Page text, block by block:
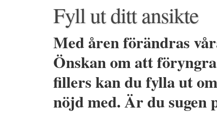
Fyll ut ditt ansikte
Med åren förändras
Önskan om att
fillers kan du fylla ut
nöjd med. Är du sugen